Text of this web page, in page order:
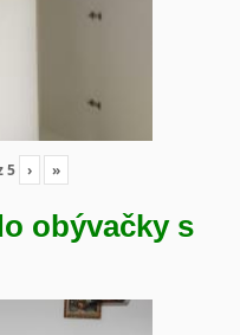
5 › »
obývačky s